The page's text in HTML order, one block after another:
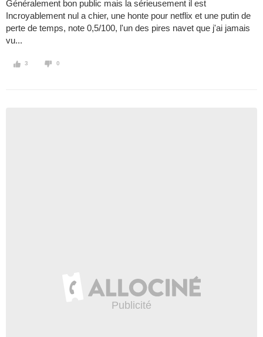
Généralement bon public mais la sérieusement il est
Incroyablement nul a chier, une honte pour netflix et une putin de
perte de temps, note 0,5/100, l'un des pires navet que j'ai jamais
vu...
3 0